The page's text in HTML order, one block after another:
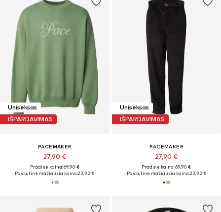
Uniseksas
IŠPARDAVIMAS
PACEMAKER
27,90 €
Pradinė kaina: 69,90 €
Paskutinė mažiausia kaina:22,32 €
Uniseksas
IŠPARDAVIMAS
PACEMAKER
27,90 €
Pradinė kaina: 69,90 €
Paskutinė mažiausia kaina:22,32 €